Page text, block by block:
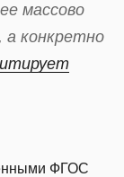
массово
а конкретно
ФГОС